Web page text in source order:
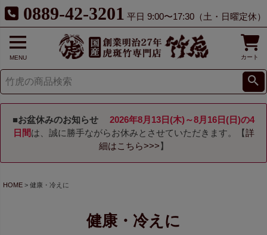
0889-42-3201 平日 9:00〜17:30（土・日曜定休）
MENU カート
■お盆休みのお知らせ
2026年8月13日(木)～8月16日(日)の4
日間は、誠に勝手ながらお休みとさせていただきます。【詳
細はこちら>>> 】
HOME 健康・冷えに
健康・冷えに